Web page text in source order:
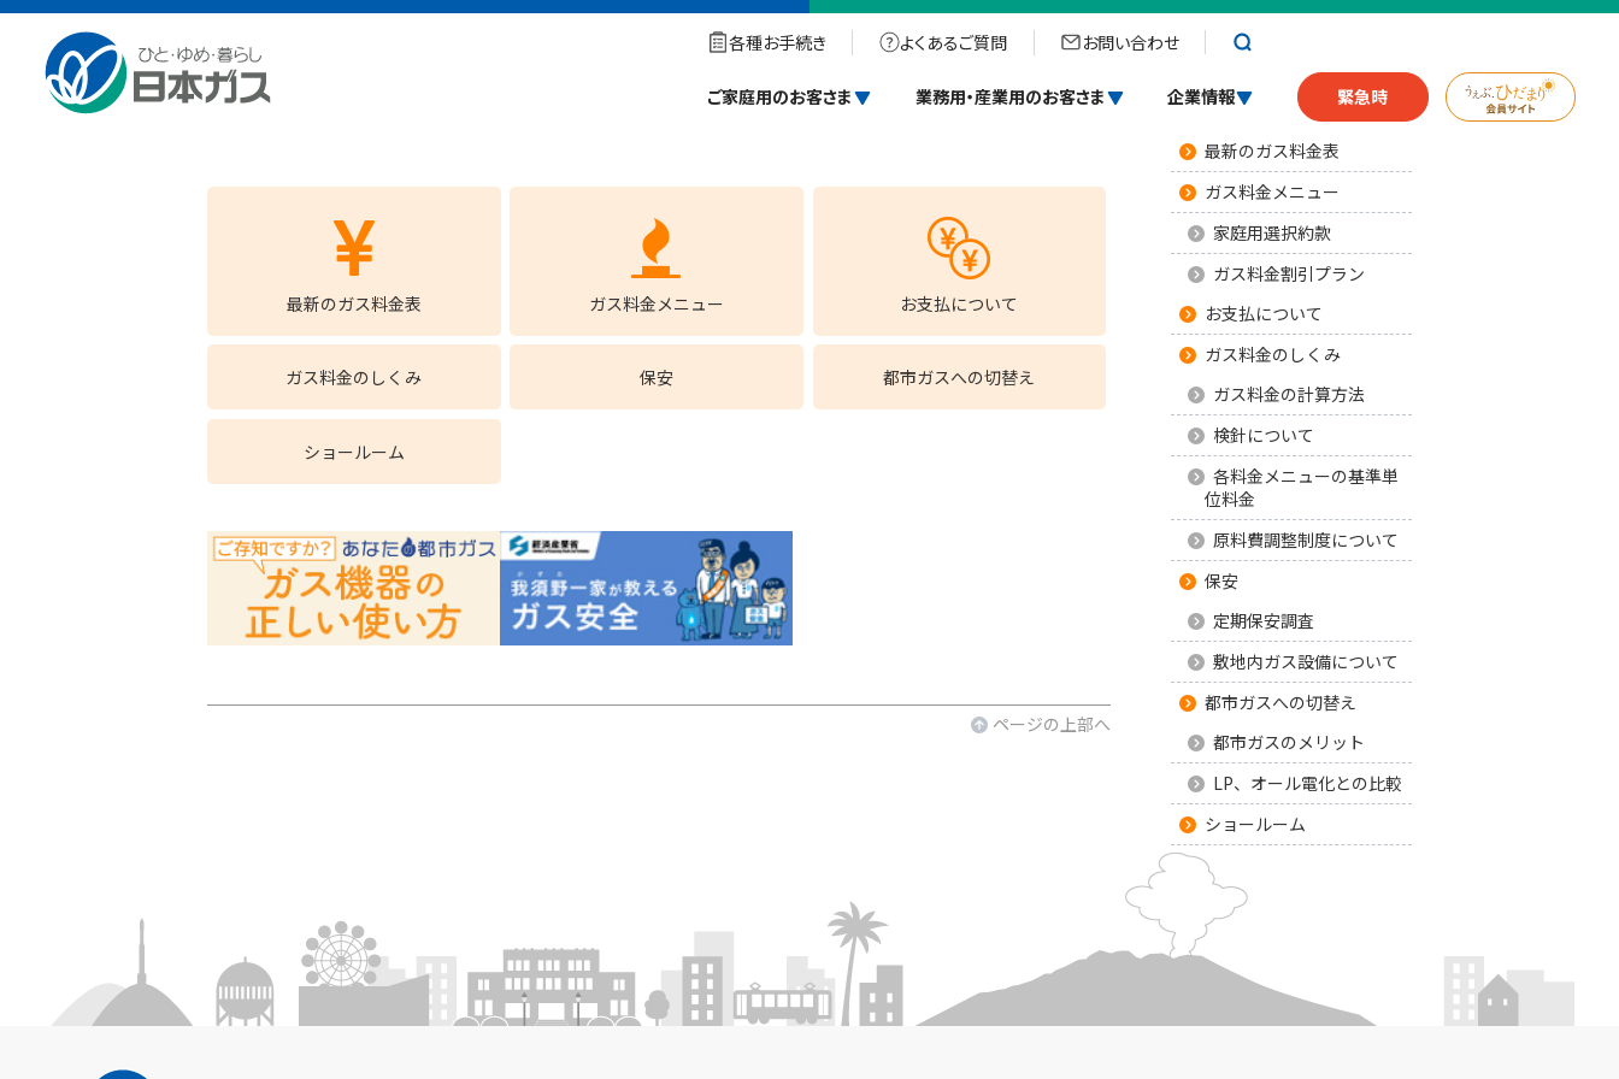
各種お手続き よくあるご質問 お問い合わせ
ご家庭用のお客さま 業務用・産業用のお客さま 企業情報 緊急時
ガスについて
最新のガス料金表 ガス料金メニュー お支払について
ガス料金のしくみ 保安 都市ガスへの切替え
ショールーム
ページの上部へ
ガスについて
最新のガス料金表
ガス料金メニュー
家庭用選択約款
ガス料金割引プラン
お支払について
ガス料金のしくみ
ガス料金の計算方法
検針について
各料金メニューの基準単
位料金
原料費調整制度について
保安
定期保安調査
敷地内ガス設備について
都市ガスへの切替え
都市ガスのメリット
LP、オール電化との比較
ショールーム